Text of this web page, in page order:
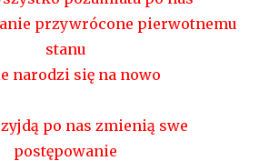
przywrócone pierwotnemu
stanu
narodzi się na nowo
po nas zmienią swe
postępowanie